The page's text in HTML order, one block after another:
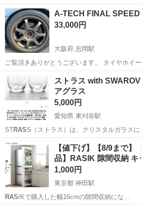
大阪 寝屋川市
A-TECH FINAL
33,000円
大阪府 忠岡駅
ご覧頂きありがとうございます。 タイヤホイ
不要になったので出品致します。 絶版ホイー
ズあり写真で確認してください。 タイヤはひ
が必要です。 ホイールサイズ ...
泉北郡 忠岡駅
ストラス with
アグラス
5,000円
愛知県 東刈谷駅
STRASS（ストラス）は、クリスタルガラスに
愛知 東刈谷駅 バイク ス
【値下げ】【8/9まで
品】RASIK 隙間収納
1,000円
東京都 神田駅
RASIKで購入した幅16cmの隙間収納にな…